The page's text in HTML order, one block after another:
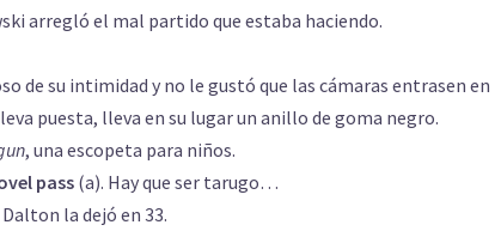
arregló el mal partido que estaba haciendo.
de su intimidad y no le gustó que las cámaras entrasen en
puesta, lleva en su lugar un anillo de goma negro.
, una escopeta para niños.
pass(a). Hay que ser tarugo…
la dejó en 33.